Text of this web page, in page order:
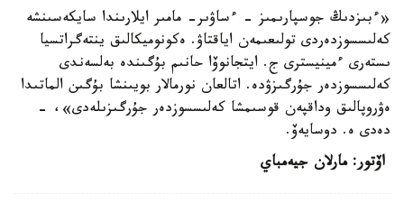
«ءبىزدىڭ جوسپارىمىز - ءساۋىر- مامىر ايلارىندا سايكەسىنشە
كەلىسسوزدەردى تولىعىمەن اياقتاۋ. ەكونوميكالىق ينتەگراتسيا
ىستەرى ءمينيسترى ج. ايتجانوۆا حانىم بۇگىندە بەلسەندى
كەلىسسوزدەر جۇرگىزۋدە. اتالعان نورمالار بويىنشا بۇگىن الماتىدا
ەۋروپالىق وداقپەن قوسىمشا كەلىسسوزدەر جۇرگىزىلەدى»، -
دەدى ە. دوسايەۆ.
اۆتور: مارلان جيەمباي